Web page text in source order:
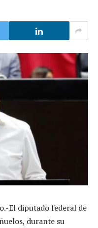
El diputado federal de
durante su